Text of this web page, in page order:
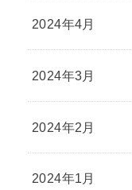
2024年4月
2024年3月
2024年2月
2024年1月